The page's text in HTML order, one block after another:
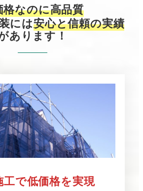
格なのに高品質
には安心と信頼の実績
あります！
工で低価格を実現